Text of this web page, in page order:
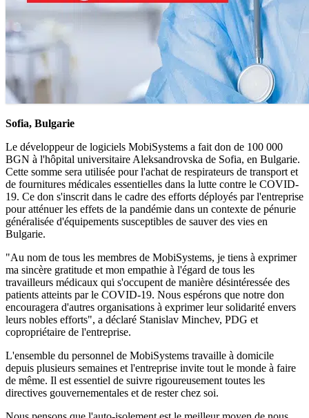
Sofia, Bulgarie
Le développeur de logiciels MobiSystems a fait don de 100 000
BGN à l'hôpital universitaire Aleksandrovska de Sofia, en Bulgarie.
Cette somme sera utilisée pour l'achat de respirateurs de transport et
de fournitures médicales essentielles dans la lutte contre le COVID-
19. Ce don s'inscrit dans le cadre des efforts déployés par l'entreprise
pour atténuer les effets de la pandémie dans un contexte de pénurie
généralisée d'équipements susceptibles de sauver des vies en
Bulgarie.
"Au nom de tous les membres de MobiSystems, je tiens à exprimer
ma sincère gratitude et mon empathie à l'égard de tous les
travailleurs médicaux qui s'occupent de manière désintéressée des
patients atteints par le COVID-19. Nous espérons que notre don
encouragera d'autres organisations à exprimer leur solidarité envers
leurs nobles efforts", a déclaré Stanislav Minchev, PDG et
copropriétaire de l'entreprise.
L'ensemble du personnel de MobiSystems travaille à domicile
depuis plusieurs semaines et l'entreprise invite tout le monde à faire
de même. Il est essentiel de suivre rigoureusement toutes les
directives gouvernementales et de rester chez soi.